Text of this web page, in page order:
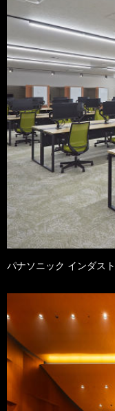
パナソニック インダス